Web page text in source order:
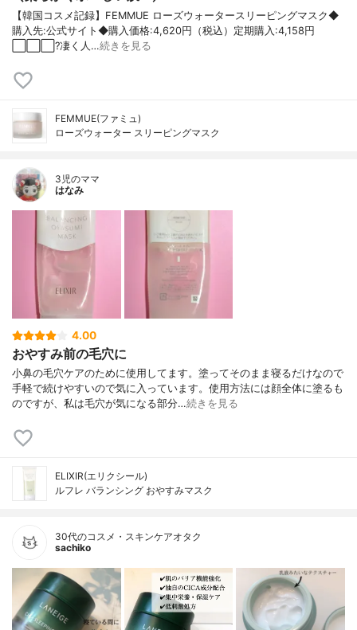
【韓国コスメ記録】FEMMUE ローズウォータースリーピングマスク◆
購入先:公式サイト◆購入価格:4,620円（税込）定期購入:4,158円
⬜️⬜️⬜️?凄く人…続きを見る
FEMMUE(ファミュ)
ローズウォーター スリーピングマスク
3児のママ
はなみ
4.00
おやすみ前の毛穴に
小鼻の毛穴ケアのために使用してます。塗ってそのまま寝るだけなので
手軽で続けやすいので気に入っています。使用方法には顔全体に塗るも
のですが、私は毛穴が気になる部分…続きを見る
ELIXIR(エリクシール)
ルフレ バランシング おやすみマスク
30代のコスメ・スキンケアオタク
sachiko